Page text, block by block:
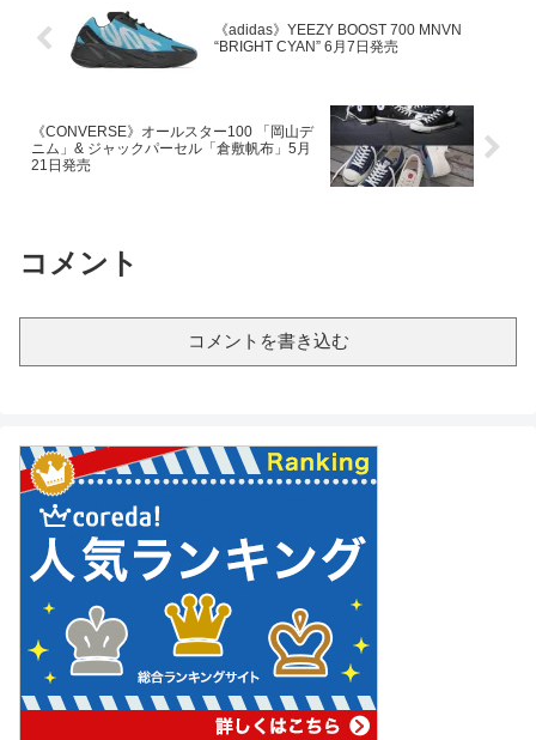
《adidas》YEEZY BOOST 700 MNVN
“BRIGHT CYAN” 6月7日発売
《CONVERSE》オールスター100 「岡山デ
ニム」& ジャックパーセル「倉敷帆布」5月
21日発売
コメント
コメントを書き込む